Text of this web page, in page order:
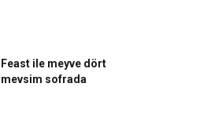
Feast ile meyve dört
mevsim sofrada